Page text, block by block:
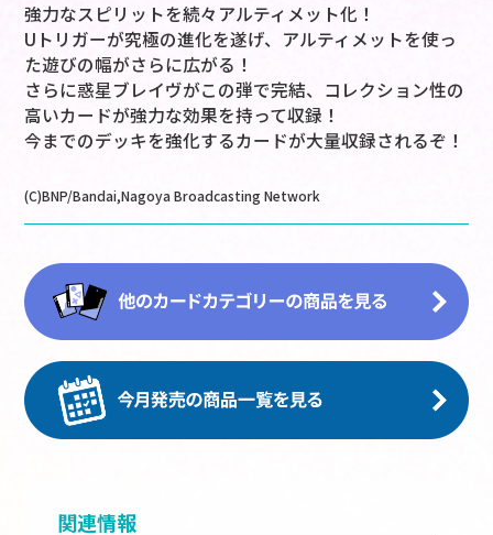
強力なスピリットを続々アルティメット化！
Uトリガーが究極の進化を遂げ、アルティメットを使っ
た遊びの幅がさらに広がる！
さらに惑星ブレイヴがこの弾で完結、コレクション性の
高いカードが強力な効果を持って収録！
今までのデッキを強化するカードが大量収録されるぞ！
(C)BNP/Bandai,Nagoya Broadcasting Network
関連情報